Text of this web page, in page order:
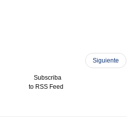
Siguiente
Subscriba
to RSS Feed